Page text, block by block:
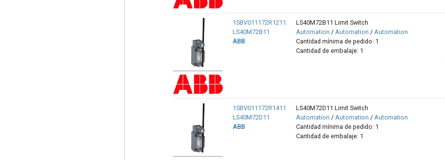
1SBV011172R1211
LS40M72B11
ABB
LS40M72B11 Limit Switch
Automation / Automation / Automation
Cantidad mínima de pedido: 1
Cantidad de embalaje: 1
1SBV011172R1411
LS40M72D11
ABB
LS40M72D11 Limit Switch
Automation / Automation / Automation
Cantidad mínima de pedido: 1
Cantidad de embalaje: 1